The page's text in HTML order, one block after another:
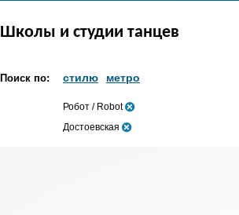
Школы и студии танцев
Поиск по: стилю метро
Робот / Robot
Достоевская